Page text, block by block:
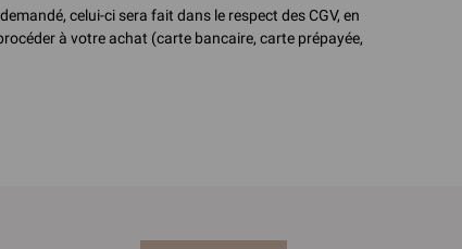
celui-ci sera fait dans le respect des CGV, en
à votre achat (carte bancaire, carte prépayée,